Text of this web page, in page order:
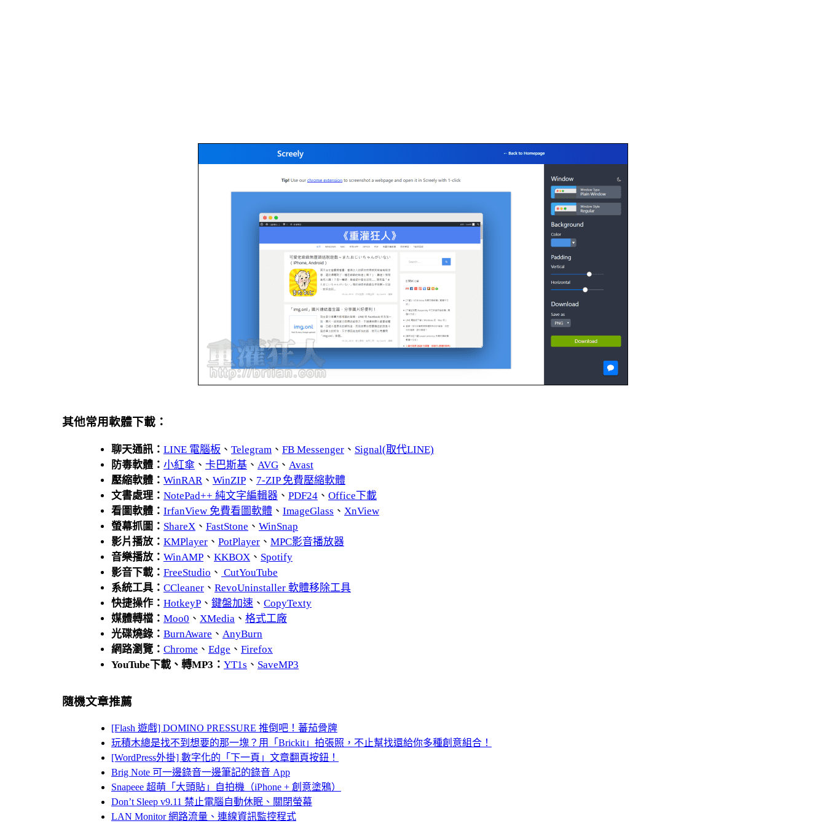
其他常用軟體下載：
聊天通訊： LINE 電腦板 、 Telegram、 FB Messenger、 Signal(取代LINE)
防毒軟體： 小紅傘 、 卡巴斯基、 AVG、 Avast
壓縮軟體： WinRAR、 WinZIP、 7-ZIP 免費壓縮軟體
文書處理： NotePad++ 純文字編輯器、 PDF24、 Office下載
看圖軟體： IrfanView 免費看圖軟體、 ImageGlass 、 XnView
螢幕抓圖： ShareX、 FastStone 、 WinSnap
影片播放： KMPlayer、 PotPlayer、 MPC影音播放器
音樂播放： WinAMP、 KKBOX、 Spotify
影音下載： FreeStudio 、 CutYouTube
系統工具： CCleaner、 RevoUninstaller 軟體移除工具
快捷操作： HotkeyP、 鍵盤加速、 CopyTexty
媒體轉檔： Moo0 、 XMedia、 格式工廠
光碟燒錄： BurnAware 、 AnyBurn
網路瀏覽： Chrome 、 Edge 、 Firefox
YouTube下載、轉MP3： YT1s 、 SaveMP3
隨機文章推薦
[Flash 遊戲] DOMINO PRESSURE 推倒吧！蕃茄骨牌
玩積木總是找不到想要的那一塊？用「Brickit」拍張照，不止幫找還給你多種創意組合！
[WordPress外掛] 數字化的「下一頁」文章翻頁按鈕！
Brig Note 可一邊錄音一邊筆記的錄音 App
Snapeee 超萌「大頭貼」自拍機（iPhone + 創意塗鴉）
Don’t Sleep v9.11 禁止電腦自動休眠、關閉螢幕
LAN Monitor 網路流量、連線資訊監控程式